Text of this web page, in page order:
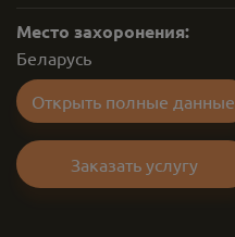
Место захоронения:
Беларусь
Открыть полные данные
Заказать услугу